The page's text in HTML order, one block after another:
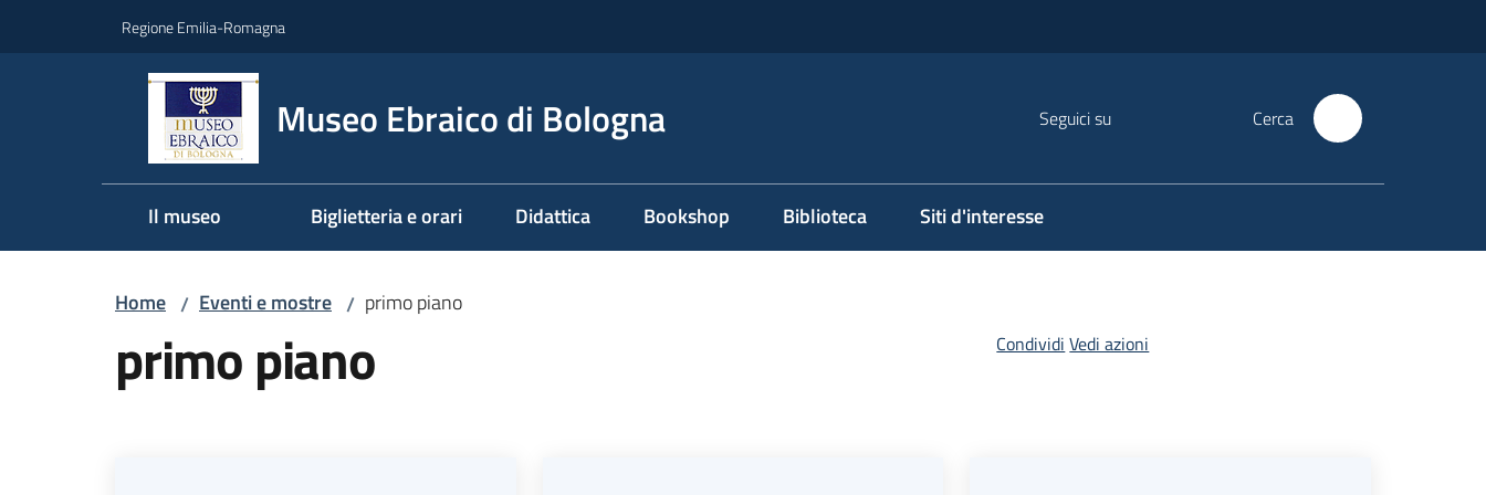
Regione Emilia-Romagna
Museo Ebraico di Bologna Seguici su Cerca
Il museo Biglietteria e orari Didattica Bookshop Biblioteca Siti d'interesse
Home / Eventi e mostre / primo piano
primo piano Condividi Vedi azioni